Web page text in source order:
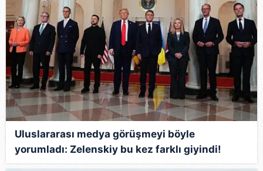
Uluslararası medya görüşmeyi böyle
yorumladı: Zelenskiy bu kez farklı giyindi!
Melanie Trump’a dikkat çeken mektup